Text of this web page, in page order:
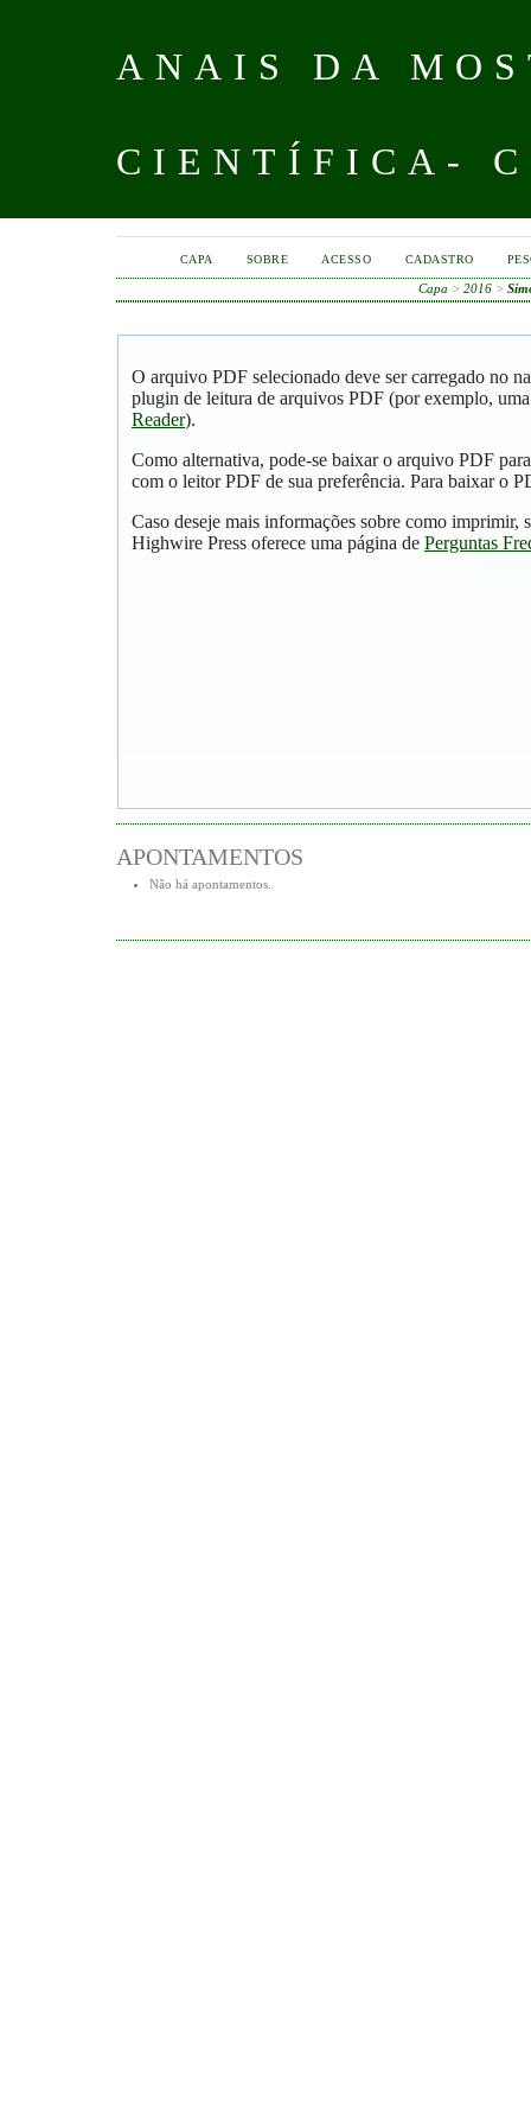
ANAIS DA
CIENTÍFICA-
CAPA SOBRE ACESSO CADASTRO
Capa > 2016>
O arquivo PDF selecionado deve ser carregado no
plugin de leitura de arquivos PDF (por exemplo,
Reader).
Como alternativa, pode-se baixar o arquivo PDF
com o leitor PDF de sua preferência. Para baixar o
Caso deseje mais informações sobre como imprimir,
Highwire Press oferece uma página de Perguntas
APONTAMENTOS
Não há apontamentos.